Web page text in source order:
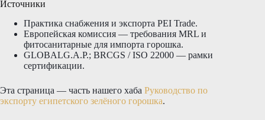
Источники
Практика снабжения и экспорта PEI Trade.
Европейская комиссия — требования MRL и
фитосанитарные для импорта горошка.
GLOBALG.A.P.; BRCGS / ISO 22000 — рамки
сертификации.
Эта страница — часть нашего хаба Руководство по
экспорту египетского зелёного горошка.